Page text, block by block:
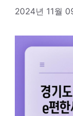
2024년 11월